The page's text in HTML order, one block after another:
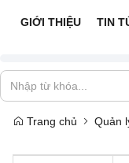
GIỚI THIỆU TIN
Trang chủ Quản